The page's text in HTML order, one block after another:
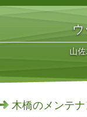
ウ
山
木橋のメンテ